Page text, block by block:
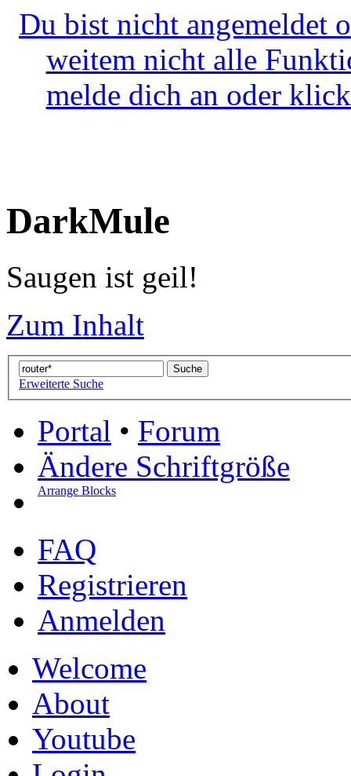
Du bist nicht angemeldet
weitem nicht alle
melde dich an oder
DarkMule
Saugen ist geil!
Zum Inhalt
Erweiterte Suche
Portal • Forum
Ändere Schriftgröße
Arrange Blocks
FAQ
Registrieren
Anmelden
Welcome
About
Youtube